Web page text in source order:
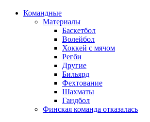
Командные
Материалы
Баскетбол
Волейбол
Хоккей с мячом
Регби
Другие
Бильярд
Фехтование
Шахматы
Гандбол
Финская команда отказалась